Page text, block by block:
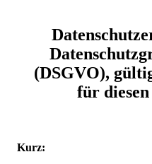
(DSGVO),
für
Kurz: